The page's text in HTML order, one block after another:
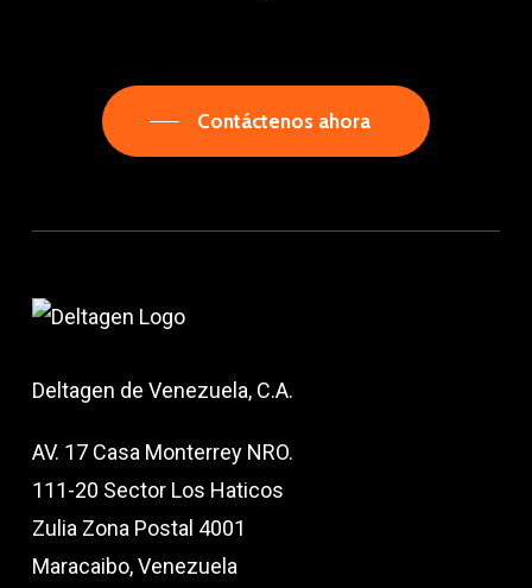
Contáctenos ahora
Deltagen de Venezuela, C.A.
AV. 17 Casa Monterrey NRO.
111-20 Sector Los Haticos
Zulia Zona Postal 4001
Maracaibo, Venezuela